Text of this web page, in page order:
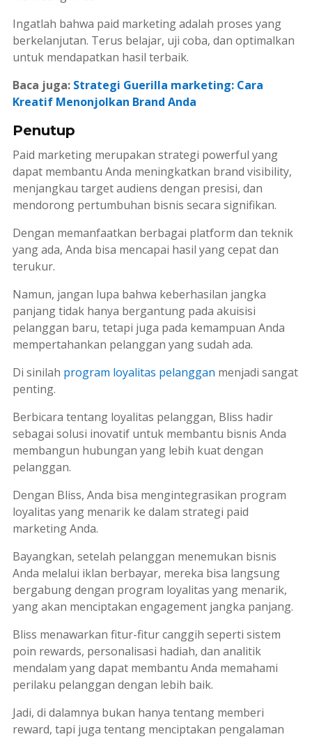
Ingatlah bahwa paid marketingadalah proses yang
berkelanjutan. Terus belajar, uji coba, dan optimalkan
untuk mendapatkan hasil terbaik.
Baca juga: Strategi Guerilla marketing: Cara
Kreatif Menonjolkan Brand Anda
Penutup
Paid marketingmerupakan strategi powerful yang
dapat membantu Anda meningkatkan brand visibility,
menjangkau target audiens dengan presisi, dan
mendorong pertumbuhan bisnis secara signifikan.
Dengan memanfaatkan berbagai platform dan teknik
yang ada, Anda bisa mencapai hasil yang cepat dan
terukur.
Namun, jangan lupa bahwa keberhasilan jangka
panjang tidak hanya bergantung pada akuisisi
pelanggan baru, tetapi juga pada kemampuan Anda
mempertahankan pelanggan yang sudah ada.
Di sinilah program loyalitas pelanggan menjadi sangat
penting.
Berbicara tentang loyalitas pelanggan, Bliss hadir
sebagai solusi inovatif untuk membantu bisnis Anda
membangun hubungan yang lebih kuat dengan
pelanggan.
Dengan Bliss, Anda bisa mengintegrasikan program
loyalitas yang menarik ke dalam strategi paid
marketingAnda.
Bayangkan, setelah pelanggan menemukan bisnis
Anda melalui iklan berbayar, mereka bisa langsung
bergabung dengan program loyalitas yang menarik,
yang akan menciptakan engagementjangka panjang.
Bliss menawarkan fitur-fitur canggih seperti sistem
poin rewards, personalisasi hadiah, dan analitik
mendalam yang dapat membantu Anda memahami
perilaku pelanggan dengan lebih baik.
Jadi, di dalamnya bukan hanya tentang memberi
reward, tapi juga tentang menciptakan pengalaman